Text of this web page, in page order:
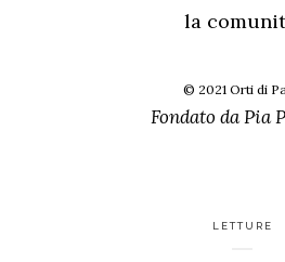
la
© 2021 Orti di
Fondato daPia
LETTURE